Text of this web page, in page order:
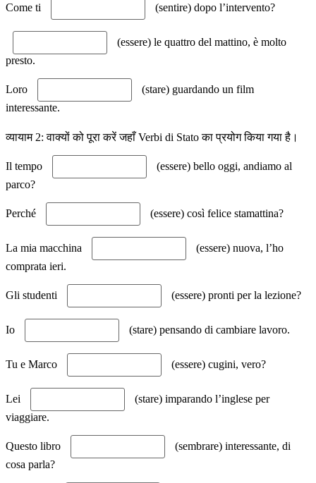
Come ti (sentire) dopo l’intervento?
(essere) le quattro del mattino, è molto
presto.
Loro
(stare) guardando un film
interessante.
व्यायाम 2: वाक्यों को पूरा करें जहाँ Verbi di Stato का प्रयोग किया गया है।
Il tempo
(essere) bello oggi, andiamo al
parco?
Perché (essere) così felice stamattina?
La mia macchina
(essere) nuova, l’ho
comprata ieri.
Gli studenti (essere) pronti per la lezione?
Io (stare) pensando di cambiare lavoro.
Tu e Marco (essere) cugini, vero?
Lei
(stare) imparando l’inglese per
viaggiare.
Questo libro
(sembrare) interessante, di
cosa parla?